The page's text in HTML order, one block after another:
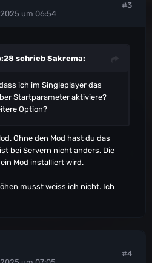
um 06:54
#3
schrieb Sakrema:
ich im Singleplayer das
Startparameter aktiviere?
Option?
Ohne den Mod hast du das
bei Servern nicht anders. Die
Mod installiert wird.
musst weiss ich nicht. Ich
#4